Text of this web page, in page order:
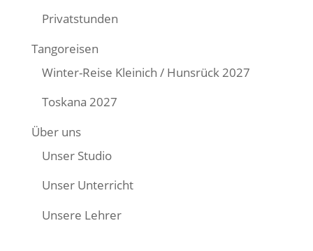
Privatstunden
Tangoreisen
Winter-Reise Kleinich / Hunsrück 2027
Toskana 2027
Über uns
Unser Studio
Unser Unterricht
Unsere Lehrer